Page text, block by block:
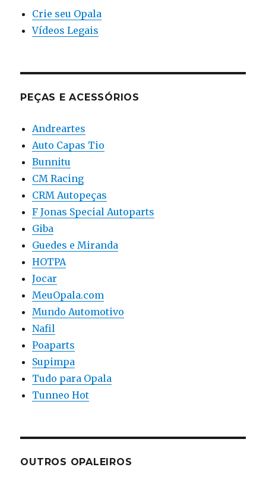
Crie seu Opala
Vídeos Legais
PEÇAS E ACESSÓRIOS
Andreartes
Auto Capas Tio
Bunnitu
CM Racing
CRM Autopeças
F Jonas Special Autoparts
Giba
Guedes e Miranda
HOTPA
Jocar
MeuOpala.com
Mundo Automotivo
Nafil
Poaparts
Supimpa
Tudo para Opala
Tunneo Hot
OUTROS OPALEIROS